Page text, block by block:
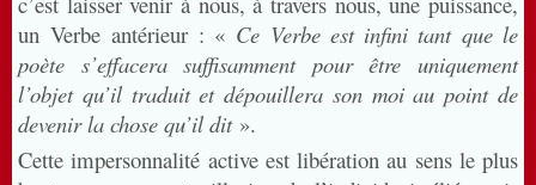
un Verbe antérieur : « Ce Verbe est infini tant que le
poète s’effacera suffisamment pour être uniquement
l’objet qu’il traduit et dépouillera son moi au point de
devenir la chose qu’il dit».
Cette impersonnalité active est libération au sens le plus